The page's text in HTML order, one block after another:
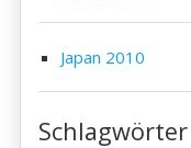
Japan 2010
Schlagwörter